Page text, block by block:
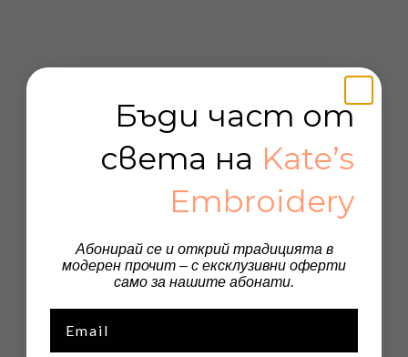
Бъди част от
света на Kate’s
Embroidery
Абонирай се и открий традицията в
модерен прочит – с ексклузивни оферти
само за нашите абонати.